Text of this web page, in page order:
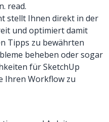
read.
stellt Ihnen direkt in der
und optimiert damit
Tipps zu bewährten
beheben oder sogar
für SketchUp
Ihren Workflow zu